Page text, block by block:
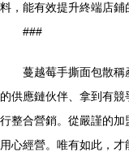
料，能有效提升終端店鋪
###
蔓越莓手撕面包散
的供應鏈伙伴、拿到有
行整合營銷。從嚴謹的
用心經營。唯有如此，